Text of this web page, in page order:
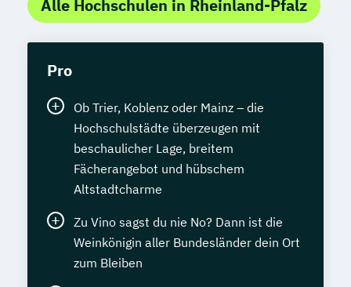
Alle Hochschulen in Rheinland-Pfalz
Pro
Ob Trier, Koblenz oder Mainz – die
Hochschulstädte überzeugen mit
beschaulicher Lage, breitem
Fächerangebot und hübschem
Altstadtcharme
Zu Vino sagst du nie No? Dann ist die
Weinkönigin aller Bundesländer dein Ort
zum Bleiben